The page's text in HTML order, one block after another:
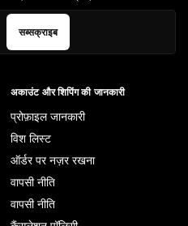
अकाउंट और शिपिंग की जानकारी
प्रोफ़ाइल जानकारी
विश लिस्ट
ऑर्डर पर नज़र रखना
वापसी नीति
वापसी नीति
सब्सक्राइब